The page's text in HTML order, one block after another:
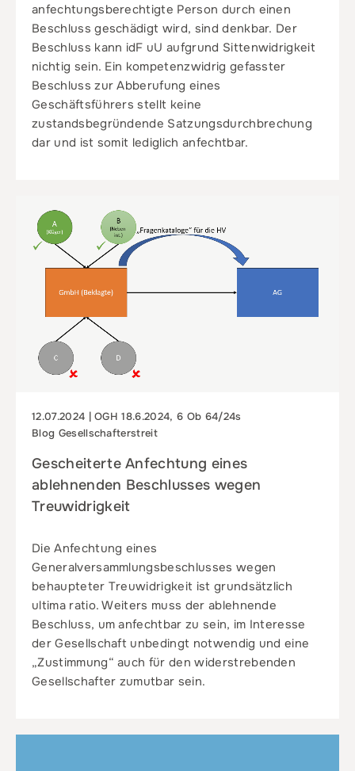
anfechtungsberechtigte Person durch einen
Beschluss geschädigt wird, sind denkbar. Der
Beschluss kann idF uU aufgrund Sittenwidrigkeit
nichtig sein. Ein kompetenzwidrig gefasster
Beschluss zur Abberufung eines
Geschäftsführers stellt keine
zustandsbegründende Satzungsdurchbrechung
dar und ist somit lediglich anfechtbar.
12.07.2024 | OGH 18.6.2024, 6 Ob 64/24s
Blog Gesellschafterstreit
Gescheiterte Anfechtung eines
ablehnenden Beschlusses wegen
Treuwidrigkeit
Die Anfechtung eines
Generalversammlungsbeschlusses wegen
behaupteter Treuwidrigkeit ist grundsätzlich
ultima ratio. Weiters muss der ablehnende
Beschluss, um anfechtbar zu sein, im Interesse
der Gesellschaft unbedingt notwendig und eine
„Zustimmung“ auch für den widerstrebenden
Gesellschafter zumutbar sein.